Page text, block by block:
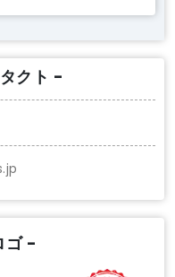
クト -
ゴ -